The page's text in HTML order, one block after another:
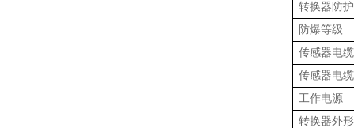
转换器防
防爆等级
传感器电
传感器电
工作电源
转换器外